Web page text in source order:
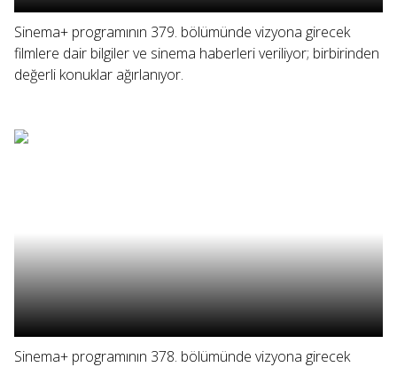
Sinema+ programının 379. bölümünde vizyona girecek
filmlere dair bilgiler ve sinema haberleri veriliyor; birbirinden
değerli konuklar ağırlanıyor.
Sinema+ programının 378. bölümünde vizyona girecek